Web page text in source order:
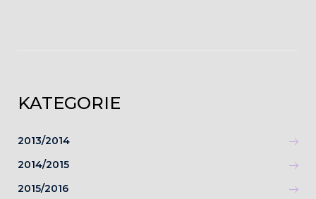
KATEGORIE
2013/2014
2014/2015
2015/2016